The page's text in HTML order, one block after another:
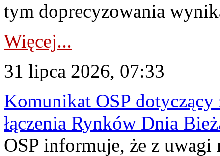
tym doprecyzowania
Więcej...
31 lipca 2026, 07:33
Komunikat OSP dotyczący
łączenia Rynków Dnia
OSP informuje, że z uwagi